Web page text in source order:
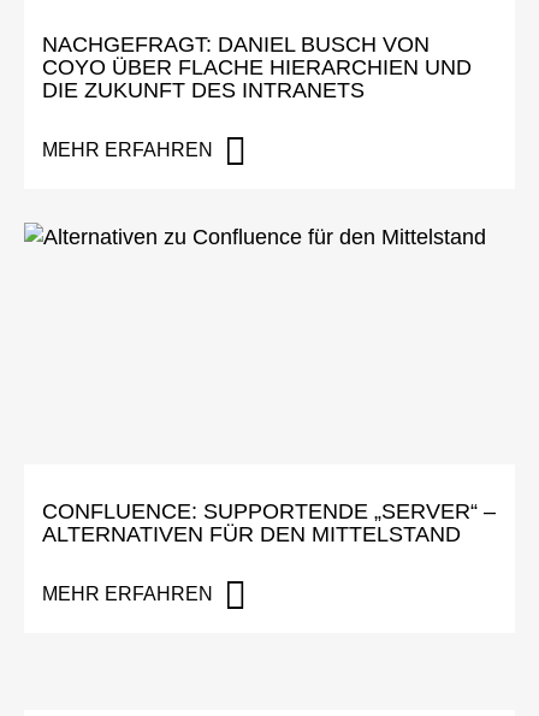
NACHGEFRAGT: DANIEL BUSCH VON
COYO ÜBER FLACHE HIERARCHIEN UND
DIE ZUKUNFT DES INTRANETS
MEHR ERFAHREN
CONFLUENCE: SUPPORTENDE „SERVER“ –
ALTERNATIVEN FÜR DEN MITTELSTAND
MEHR ERFAHREN